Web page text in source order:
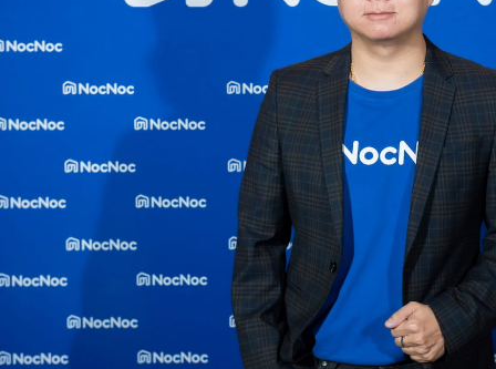
ธุรกิจ, สังคม
เศรษฐกิจ, การเงิน
การเกษตร
พลังงาน, สิ่งแวดล้อม
ยานยนต์
ขนส่ง